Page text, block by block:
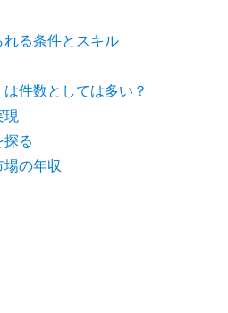
る条件とスキル
件数としては多い？
現
る
場の年収